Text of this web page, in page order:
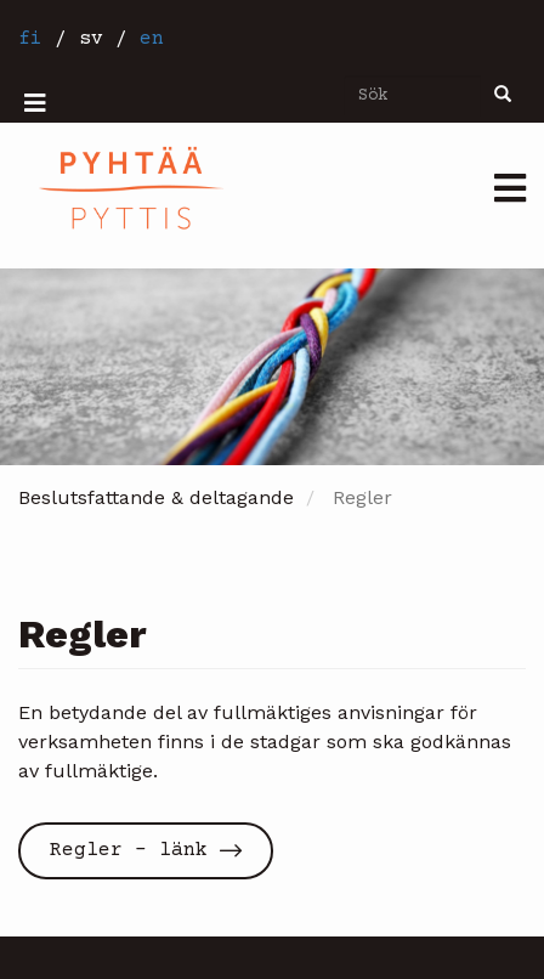
tillfi / sv / en
Sök Sök
Mobiilivalikko
Beslutsfattande & deltagande Regler
Regler
En betydande del av fullmäktiges anvisningar för
verksamheten finns i de stadgar som ska godkännas
av fullmäktige.
Regler - länk